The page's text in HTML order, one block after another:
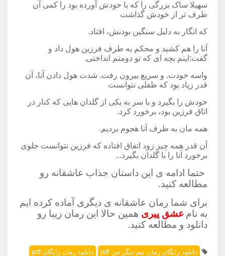
سهیلا ساک بزرگی را که با خودش آورده بود را کمی آن
طرف تر از خودش گذاشت
که انگار به دلیل سنگین بودنش، افتاد.
آنا را هم کشید و محکم به طرف فرزین هول داد و
گفت:اینم بچه ای که تو دومنم انداختی.
واسه خودت. و سریع بیرون رفت. شدت هول دادن آنا، آن
قدر زیاد بود که طفلی نتوانست
خودش را بگیرد و با سر به یکی از گلدان هایی که کنار در
اتاق فرزین بود، برخورد کرد.
همه مان به طرف آنا هجوم بردیم.
آن قدر همه چیز زود اتفاق افتاده که فرزین نتوانست جلوی
برخورد آنا را با گلدان بگیرد...
حتما ادامه ی این داستان جذاب عاشقانه رو
مطالعه کنید.
برای شما رمان عاشقانه ی دیگری آماده کرده ایم
به نام عشق پیری همین حالا این رمان زیبا رو
دانلود و مطالعه کنید.
دانلود رایگان رمان نیم دیگر من pdf
دانلود رمان رایگان pdf